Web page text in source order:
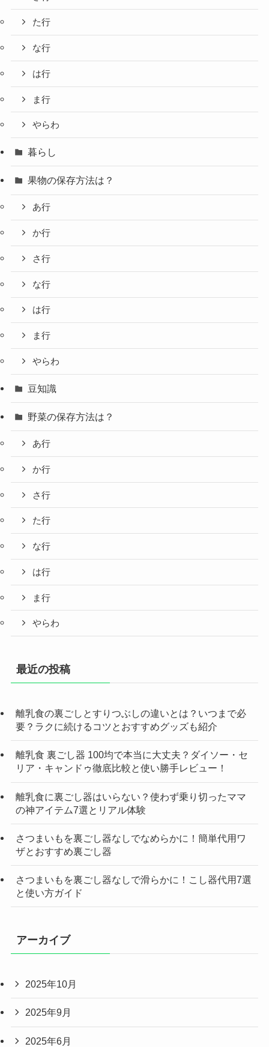
た行
な行
は行
ま行
やらわ
暮らし
果物の保存方法は？
あ行
か行
さ行
な行
は行
ま行
やらわ
豆知識
野菜の保存方法は？
あ行
か行
さ行
た行
な行
は行
ま行
やらわ
最近の投稿
離乳食の裏ごしとすりつぶしの違いとは？いつまで必
要？ラクに続けるコツとおすすめグッズも紹介
離乳食 裏ごし器 100均で本当に大丈夫？ダイソー・セ
リア・キャンドゥ徹底比較と使い勝手レビュー！
離乳食に裏ごし器はいらない？使わず乗り切ったママ
の神アイテム7選とリアル体験
さつまいもを裏ごし器なしでなめらかに！簡単代用ワ
ザとおすすめ裏ごし器
さつまいもを裏ごし器なしで滑らかに！こし器代用7選
と使い方ガイド
アーカイブ
2025年10月
2025年9月
2025年6月